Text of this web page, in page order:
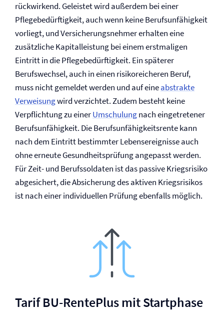
rückwirkend. Geleistet wird außerdem bei einer
Pflegebedürftigkeit, auch wenn keine Berufs­unfähigkeit
vorliegt, und Versicherungsnehmer erhalten eine
zusätzliche Kapitalleistung bei einem erstmaligen
Eintritt in die Pflegebedürftigkeit. Ein späterer
Berufswechsel, auch in einen risikoreicheren Beruf,
muss nicht gemeldet werden und auf eineabstrakte
Verweisungwird verzichtet. Zudem besteht keine
Verpflichtung zu einerUmschulungnach eingetretener
Berufs­unfähigkeit. Die Berufs­unfähigkeitsrente kann
nach dem Eintritt bestimmter Lebensereignisse auch
ohne erneute Gesundheitsprüfung angepasst werden.
Für Zeit- und Berufssoldaten ist das passive Kriegsrisiko
abgesichert, die Absicherung des aktiven Kriegsrisikos
ist nach einer individuellen Prüfung ebenfalls möglich.
Tarif BU-RentePlus mit Startphase